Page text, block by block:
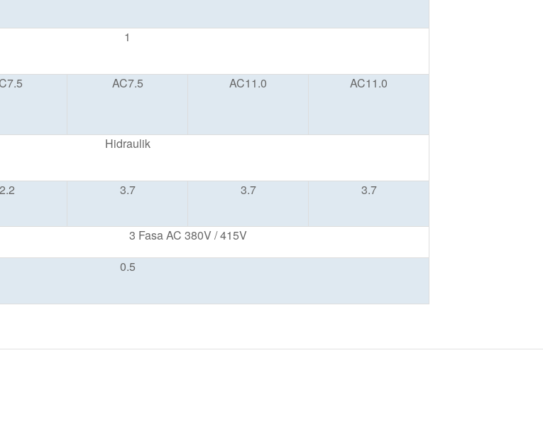
1
AC7.5 AC11.0 AC11.0
Hidraulik
2.2 3.7 3.7 3.7
3 Fasa AC 380V / 415V
0.5